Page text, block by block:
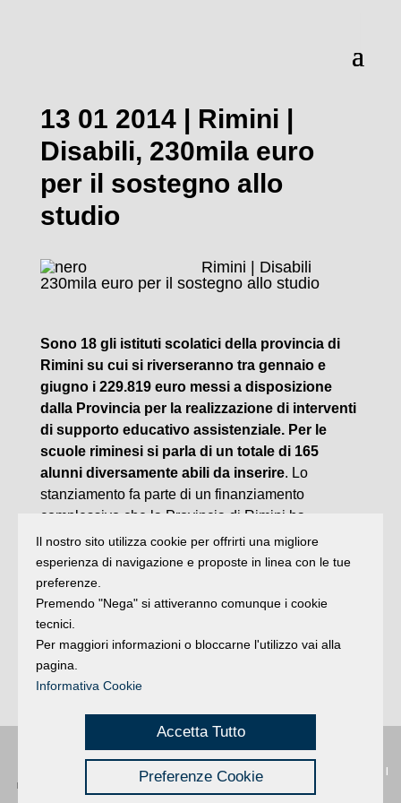
13 01 2014 | Rimini |
Disabili, 230mila euro
per il sostegno allo
studio
Rimini | Disabili
230mila euro per il sostegno allo studio
Sono 18 gli istituti scolatici della provincia di
Rimini su cui si riverseranno tra gennaio e
giugno i 229.819 euro messi a disposizione
dalla Provincia per la realizzazione di interventi
di supporto educativo assistenziale. Per le
scuole riminesi si parla di un totale di 165
alunni diversamente abili da inserire. Lo
stanziamento fa parte di un finanziamento
complessivo che la Provincia di Rimini ha
approvato nel corso del 2013, per l’anno
scolastico 2013/2014, di circa un milione di euro
(in parte di risorse provinciali ed in parte di risorse
del Fondo regionale disabili come già disposto
con precedenti delibere), in cui oltre al
finanziamento del servizio educativo-assistenziale
sono inserite la realizzazione di progetti di
orientamento e l’acquisto di ausili per la didattica.
é una testata registrata presso il Tribunale di
Rimini
|
Il nostro sito utilizza cookie per offrirti una migliore
esperienza di navigazione e proposte in linea con le tue
preferenze.
Premendo "Nega" si attiveranno comunque i cookie
tecnici.
Per maggiori informazioni o bloccarne l'utilizzo vai alla
pagina.
Informativa Cookie
Accetta Tutto
Preferenze Cookie